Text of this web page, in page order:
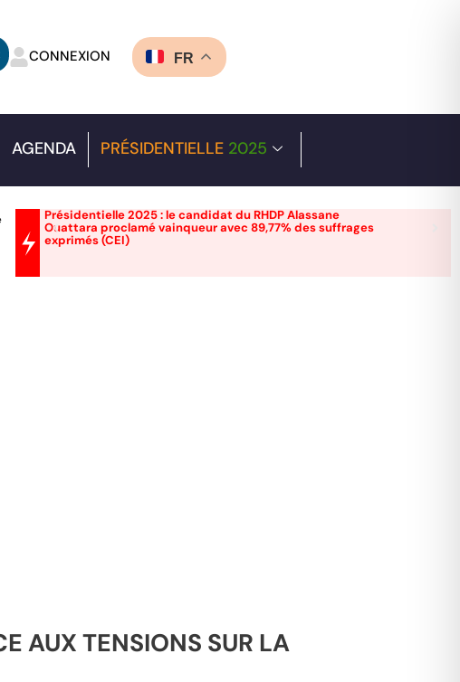
CONNEXION FR
AGENDA PRÉSIDENTIELLE 2025
Présidentielle 2025 : le candidat du RHDP Alassane
Ouattara proclamé vainqueur avec 89,77% des suffrages
exprimés (CEI)
AUX TENSIONS SUR LA